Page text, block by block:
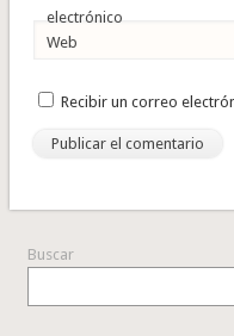
electrónico
Web
Recibir un correo
Buscar